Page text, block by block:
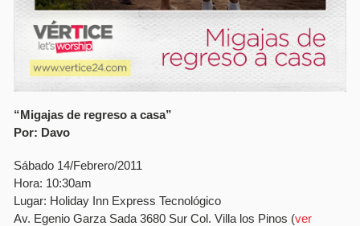
“Migajas de regreso a casa”
Por: Davo
Sábado 14/Febrero/2011
Hora: 10:30am
Lugar: Holiday Inn Express Tecnológico
Av. Egenio Garza Sada 3680 Sur Col. Villa los Pinos (ver